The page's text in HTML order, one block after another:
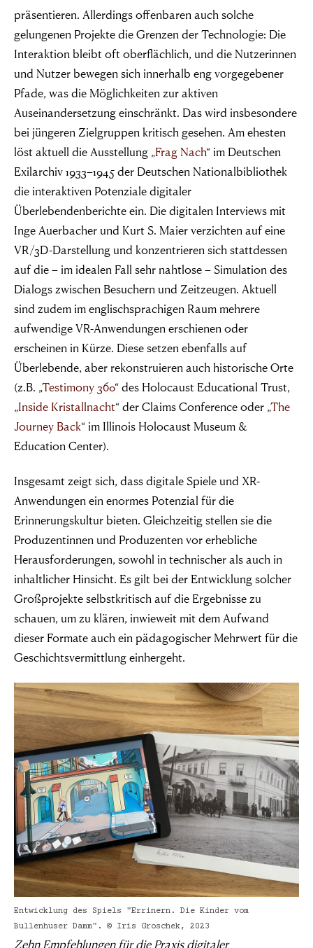
präsentieren. Allerdings offenbaren auch solche
gelungenen Projekte die Grenzen der Technologie: Die
Interaktion bleibt oft oberflächlich, und die Nutzerinnen
und Nutzer bewegen sich innerhalb eng vorgegebener
Pfade, was die Möglichkeiten zur aktiven
Auseinandersetzung einschränkt. Das wird insbesondere
bei jüngeren Zielgruppen kritisch gesehen. Am ehesten
löst aktuell die Ausstellung „Frag Nach“ im Deutschen
Exilarchiv 1933–1945 der Deutschen Nationalbibliothek
die interaktiven Potenziale digitaler
Überlebendenberichte ein. Die digitalen Interviews mit
Inge Auerbacher und Kurt S. Maier verzichten auf eine
VR/3D-Darstellung und konzentrieren sich stattdessen
auf die – im idealen Fall sehr nahtlose – Simulation des
Dialogs zwischen Besuchern und Zeitzeugen. Aktuell
sind zudem im englischsprachigen Raum mehrere
aufwendige VR-Anwendungen erschienen oder
erscheinen in Kürze. Diese setzen ebenfalls auf
Überlebende, aber rekonstruieren auch historische Orte
(z.B. „Testimony 360“ des Holocaust Educational Trust,
„Inside Kristallnacht“ der Claims Conference oder „The
Journey Back“ im Illinois Holocaust Museum &
Education Center).
Insgesamt zeigt sich, dass digitale Spiele und XR-
Anwendungen ein enormes Potenzial für die
Erinnerungskultur bieten. Gleichzeitig stellen sie die
Produzentinnen und Produzenten vor erhebliche
Herausforderungen, sowohl in technischer als auch in
inhaltlicher Hinsicht. Es gilt bei der Entwicklung solcher
Großprojekte selbstkritisch auf die Ergebnisse zu
schauen, um zu klären, inwieweit mit dem Aufwand
dieser Formate auch ein pädagogischer Mehrwert für die
Geschichtsvermittlung einhergeht.
Entwicklung des Spiels "Errinern. Die Kinder vom
Bullenhuser Damm". © Iris Groschek, 2023
Zehn Empfehlungen für die Praxis digitaler